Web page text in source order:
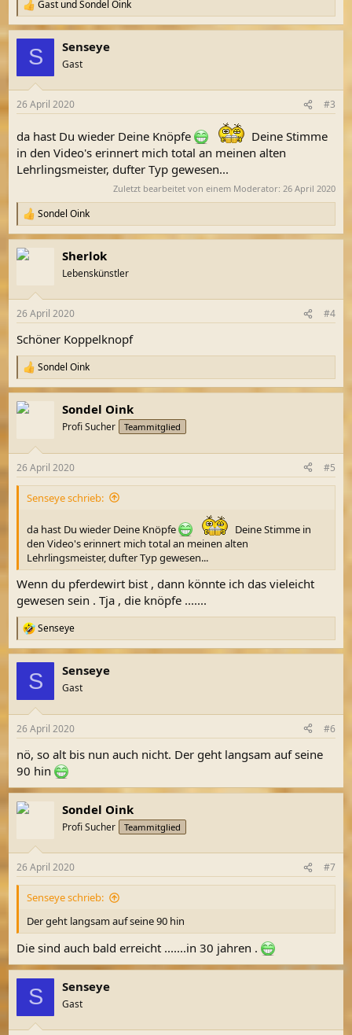
R
e
a
e
:
Gast undSondel Oink
S Senseye
Gast
26 April 2020 #3
da hast Du wieder Deine Knöpfe
Deine Stimme
in den Video's erinnert mich total an meinen alten
Lehrlingsmeister, dufter Typ gewesen...
Zuletzt bearbeitet von einem Moderator: 26 April 2020
R
e
a
k
e
:
Sondel Oink
Sherlok
Lebenskünstler
26 April 2020 #4
Schöner Koppelknopf
R
e
a
k
e
n
Sondel Oink
Sondel Oink
Profi Sucher Teammitglied
26 April 2020 #5
Senseye schrieb:
da hast Du wieder Deine Knöpfe
Deine Stimme in
den Video's erinnert mich total an meinen alten
Lehrlingsmeister, dufter Typ gewesen...
Wenn du pferdewirt bist , dann könnte ich das vieleicht
gewesen sein . Tja , die knöpfe .......
R
e
a
e
:
Senseye
S Senseye
Gast
26 April 2020 #6
nö, so alt bis nun auch nicht. Der geht langsam auf seine
90 hin
Sondel Oink
Profi Sucher Teammitglied
26 April 2020 #7
Senseye schrieb:
Der geht langsam auf seine 90 hin
Die sind auch bald erreicht .......in 30 jahren .
S Senseye
Gast